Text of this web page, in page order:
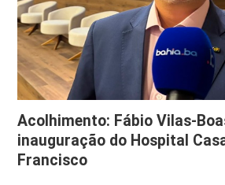
Acolhimento: Fábio Vilas-
inauguração do Hospital
Francisco